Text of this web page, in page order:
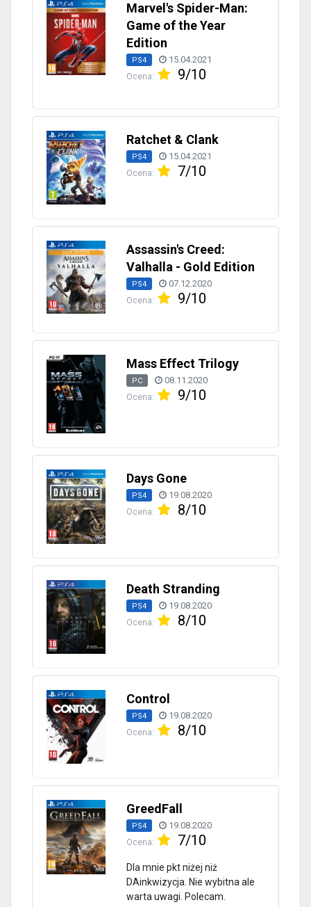
Marvel's Spider-Man:
Game of the Year
Edition
PS4 15.04.2021
Ocena: 9/10
Ratchet & Clank
PS4 15.04.2021
Ocena: 7/10
Assassin's Creed:
Valhalla - Gold Edition
PS4 07.12.2020
Ocena: 9/10
Mass Effect Trilogy
PC 08.11.2020
Ocena: 9/10
Days Gone
PS4 19.08.2020
Ocena: 8/10
Death Stranding
PS4 19.08.2020
Ocena: 8/10
Control
PS4 19.08.2020
Ocena: 8/10
GreedFall
PS4 19.08.2020
Ocena: 7/10
Dla mnie pkt niżej niż
DAinkwizycja. Nie wybitna ale
warta uwagi. Polecam.